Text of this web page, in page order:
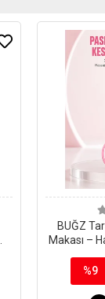
BUĞZ
Makası –
ve
%9